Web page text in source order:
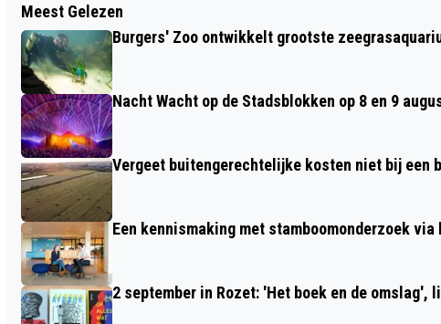
TWEEDE KAMERLID IN GESPREK MET
BEWONERS VAN HEIJENOORD, LOMBOK
EN KLINGELBEEK
Meest Gelezen
Burgers' Zoo ontwikkelt grootste
Nacht Wacht op de Stadsblokken op 8 en 9
Vergeet buitengerechtelijke kosten niet bij een
Een kennismaking met stamboomonderzoek
2 september in Rozet: 'Het boek en de omslag',